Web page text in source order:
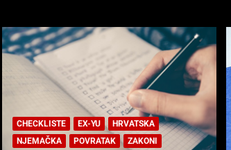
CHECKLISTE EX-YU
HRVATSKA
NJEMAČKA
POVRATAK ZAKONI